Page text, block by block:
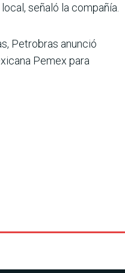
señaló la compañía.
Petrobras anunció
Pemex para